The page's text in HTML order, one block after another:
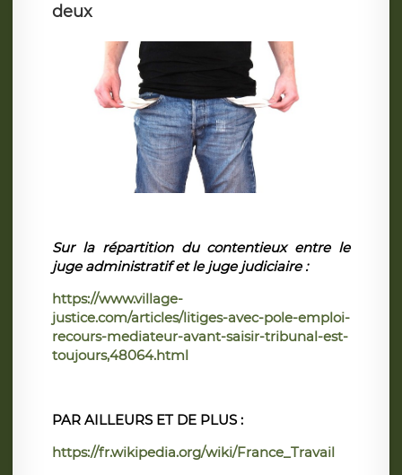
deux
Sur la répartition du contentieux entre le
juge administratif et le juge judiciaire :
https://www.village-
justice.com/articles/litiges-avec-pole-emploi-
recours-mediateur-avant-saisir-tribunal-est-
toujours,48064.html
PAR AILLEURS ET DE PLUS :
https://fr.wikipedia.org/wiki/France_Travail